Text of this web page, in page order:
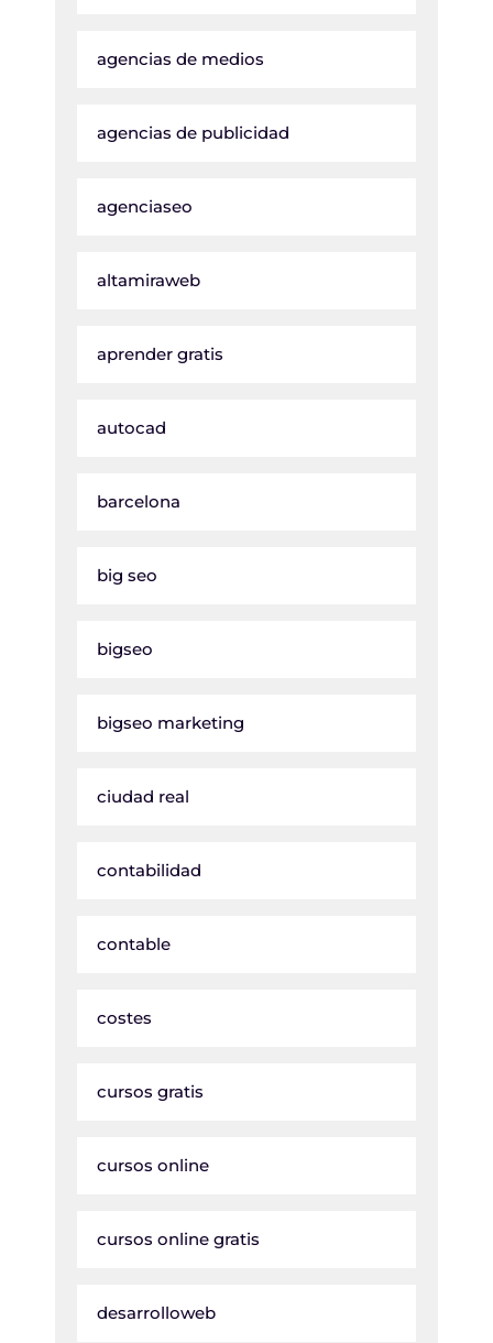
agencias de medios
agencias de publicidad
agenciaseo
altamiraweb
aprender gratis
autocad
barcelona
big seo
bigseo
bigseo marketing
ciudad real
contabilidad
contable
costes
cursos gratis
cursos online
cursos online gratis
desarrolloweb